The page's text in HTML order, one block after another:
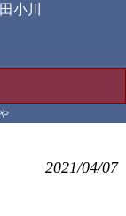
小川
2021/04/07